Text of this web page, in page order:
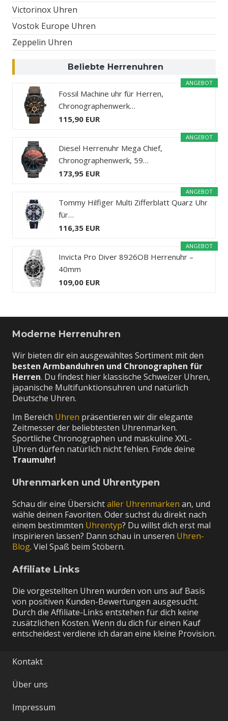
Victorinox Uhren
Vostok Europe Uhren
Zeppelin Uhren
Beliebte Herrenuhren
ANGEBOT
Fossil Machine uhr für Herren,
Chronographenwerk…
115,90 EUR
ANGEBOT
Diesel Herrenuhr Mega Chief,
Chronographenwerk, 59…
173,95 EUR
ANGEBOT
Tommy Hilfiger Multi Zifferblatt Quarz Uhr
für…
116,35 EUR
ANGEBOT
Invicta Pro Diver 8926OB Herrenuhr –
40mm
109,00 EUR
Moderne Herrenuhren
Wir bieten dir ein ausgewähltes Sortiment mit den
besten Armbanduhren und Chronographen für
Herren. Du findest hier klassische Schweizer Uhren,
japanische Multifunktionsuhren und natürlich
Deutsche Uhren.
Im Bereich Uhren präsentieren wir dir elegante
Zeitmesser der beliebtesten Uhrenmarken.
Sportliche Chronographen und maskuline XXL-
Uhren dürfen natürlich nicht fehlen. Finde deine
Traumuhr!
Uhrenmarken und Uhrentypen
Schau dir eine Übersichtaller Uhrenmarken an, und
wähle deinen Favoriten. Oder suchst du direkt nach
einem bestimmten Uhrentyp? Du willst dich erst mal
inspirieren lassen? Dann schau in unseren Uhren-
Blog. Viel Spaß beim Stöbern.
Affiliate Links
Die vorgestellten Uhren wurden von uns auf Basis
von positiven Kunden-Bewertungen ausgesucht.
Durch die Affiliate-Links entstehen für dich keine
zusätzlichen Kosten. Wenn du dich für einen Kauf
entscheidest verdiene ich daran eine kleine Provision.
Kontakt
Über uns
Impressum